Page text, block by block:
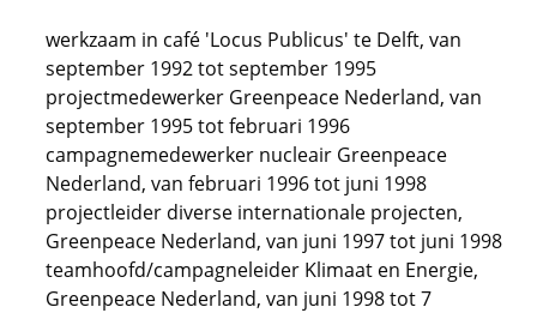
werkzaam in café 'Locus Publicus' te Delft, van
september 1992 tot september 1995
projectmedewerker Greenpeace Nederland, van
september 1995 tot februari 1996
campagnemedewerker nucleair Greenpeace
Nederland, van februari 1996 tot juni 1998
projectleider diverse internationale projecten,
Greenpeace Nederland, van juni 1997 tot juni 1998
teamhoofd/campagneleider Klimaat en Energie,
Greenpeace Nederland, van juni 1998 tot 7